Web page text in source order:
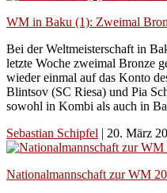
WM in Baku (1): Zweimal
Bei der Weltmeisterschaft in
letzte Woche zweimal Bronze
wieder einmal auf das Konto
Blintsov (SC Riesa) und Pia
sowohl in Kombi als auch in
Sebastian Schipfel | 20. März
Nationalmannschaft zur WM